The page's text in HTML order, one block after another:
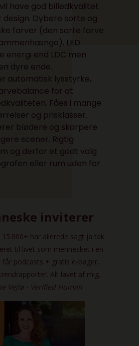
vil have god billedkvalitet
Dybere sorte og
farver (den sorte farve
LED
energi end LDC men
dyre ende.
automatisk lysstyrke,
for at
Fåes i mange
og prisklasser.
blødere og skarpere
scener. Rigtig
og derfor et godt valg
eller rum uden for